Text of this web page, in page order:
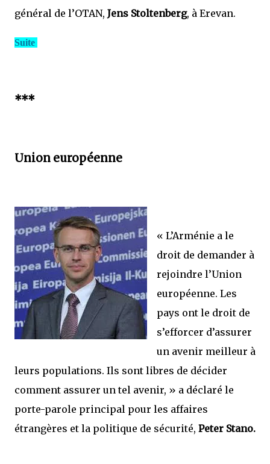
général de l’OTAN, Jens Stoltenberg, à Erevan.
Suite
***
Union européenne
« L’Arménie a le
droit de demander à
rejoindre l’Union
européenne. Les
pays ont le droit de
s’efforcer d’assurer
un avenir meilleur à
leurs populations. Ils sont libres de décider
comment assurer un tel avenir, » a déclaré le
porte-parole principal pour les affaires
étrangères et la politique de sécurité, Peter Stano.